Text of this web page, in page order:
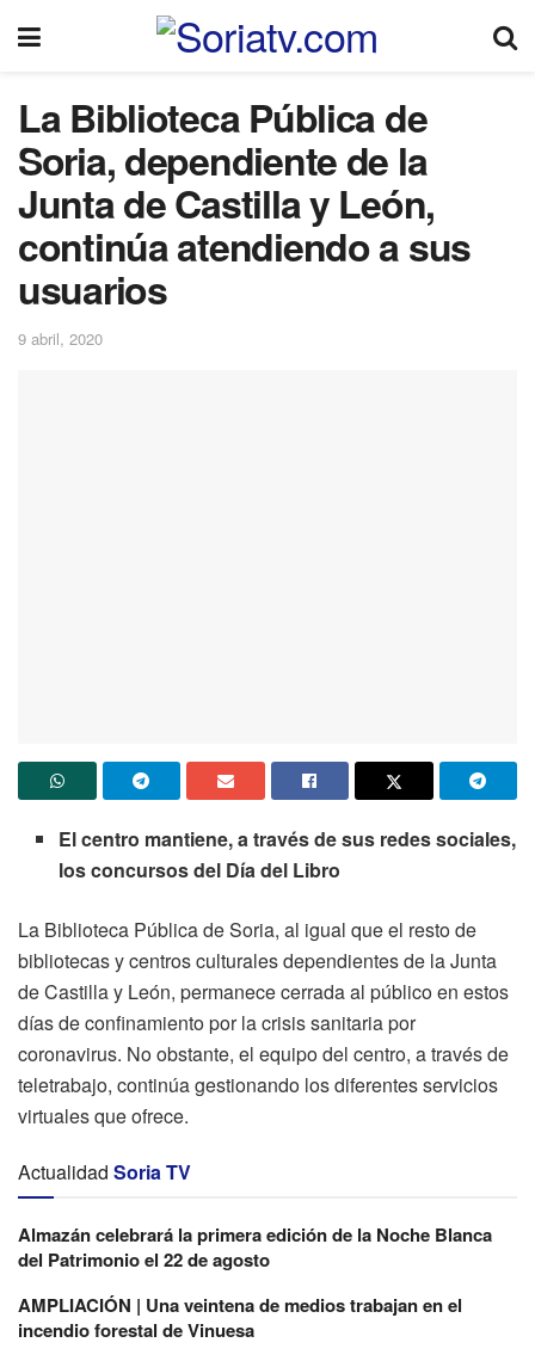
La Biblioteca Pública de
Soria, dependiente de la
Junta de Castilla y León,
continúa atendiendo a sus
usuarios
9 abril, 2020
El centro mantiene, a través de sus redes sociales,
los concursos del Día del Libro
La Biblioteca Pública de Soria, al igual que el resto de
bibliotecas y centros culturales dependientes de la Junta
de Castilla y León, permanece cerrada al público en estos
días de confinamiento por la crisis sanitaria por
coronavirus. No obstante, el equipo del centro, a través de
teletrabajo, continúa gestionando los diferentes servicios
virtuales que ofrece.
Actualidad Soria TV
Almazán celebrará la primera edición de la Noche Blanca
del Patrimonio el 22 de agosto
AMPLIACIÓN | Una veintena de medios trabajan en el
incendio forestal de Vinuesa